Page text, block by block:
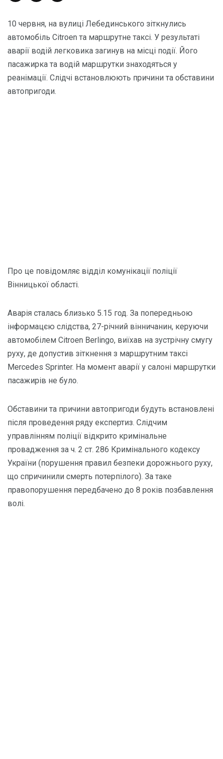
10 червня, на вулиці Лебединського зіткнулись
автомобіль Citroen та маршрутне таксі. У результаті
аварії водій легковика загинув на місці події. Його
пасажирка та водій маршрутки знаходяться у
реанімації. Слідчі встановлюють причини та обставини
автопригоди.
Про це повідомляє відділ комунікації поліції
Вінницької області.
Аварія сталась близько 5.15 год. За попередньою
інформацєю слідства, 27-річний вінничанин, керуючи
автомобілем Citroen Berlingo, виїхав на зустрічну смугу
руху, де допустив зіткнення з маршрутним таксі
Mercedes Sprinter. На момент аварії у салоні маршрутки
пасажирів не було.
Обставини та причини автопригоди будуть встановлені
після проведення ряду експертиз. Слідчим
управлінням поліції відкрито кримінальне
провадження за ч. 2 ст. 286 Кримінального кодексу
України (порушення правил безпеки дорожнього руху,
що спричинили смерть потерпілого). За таке
правопорушення передбачено до 8 років позбавлення
волі.